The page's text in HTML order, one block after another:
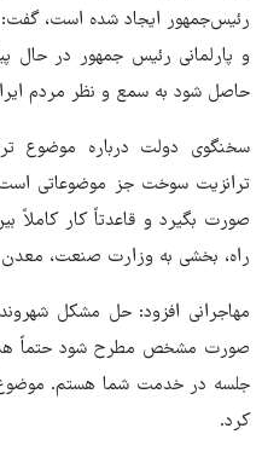
رئیس‌جمهور ایجاد شده است،
و پارلمانی رئیس جمهور در حال
حاصل شود به سمع و نظر مردم
سخنگوی دولت درباره موضوع
ترانزیت سوخت جز موضوعاتی
صورت بگیرد و قاعدتاً کار کاملاً
راه، بخشی به وزارت صنعت،
مهاجرانی افزود: حل مشکل
صورت مشخص مطرح شود حتماً هم
جلسه‌ در خدمت‌ شما هستم. موضوع
کرد.